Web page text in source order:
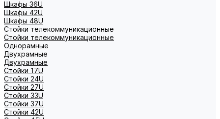
Шкафы 36U
Шкафы 42U
Шкафы 48U
Стойки телекоммуникационные
Стойки телекоммуникационные
Однорамные
Двухрамные
Двухрамные
Стойки 17U
Стойки 24U
Стойки 27U
Стойки 33U
Стойки 37U
Стойки 42U